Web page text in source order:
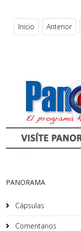
Inicio Anterior
PANORAMA
Cápsulas
Comentarios